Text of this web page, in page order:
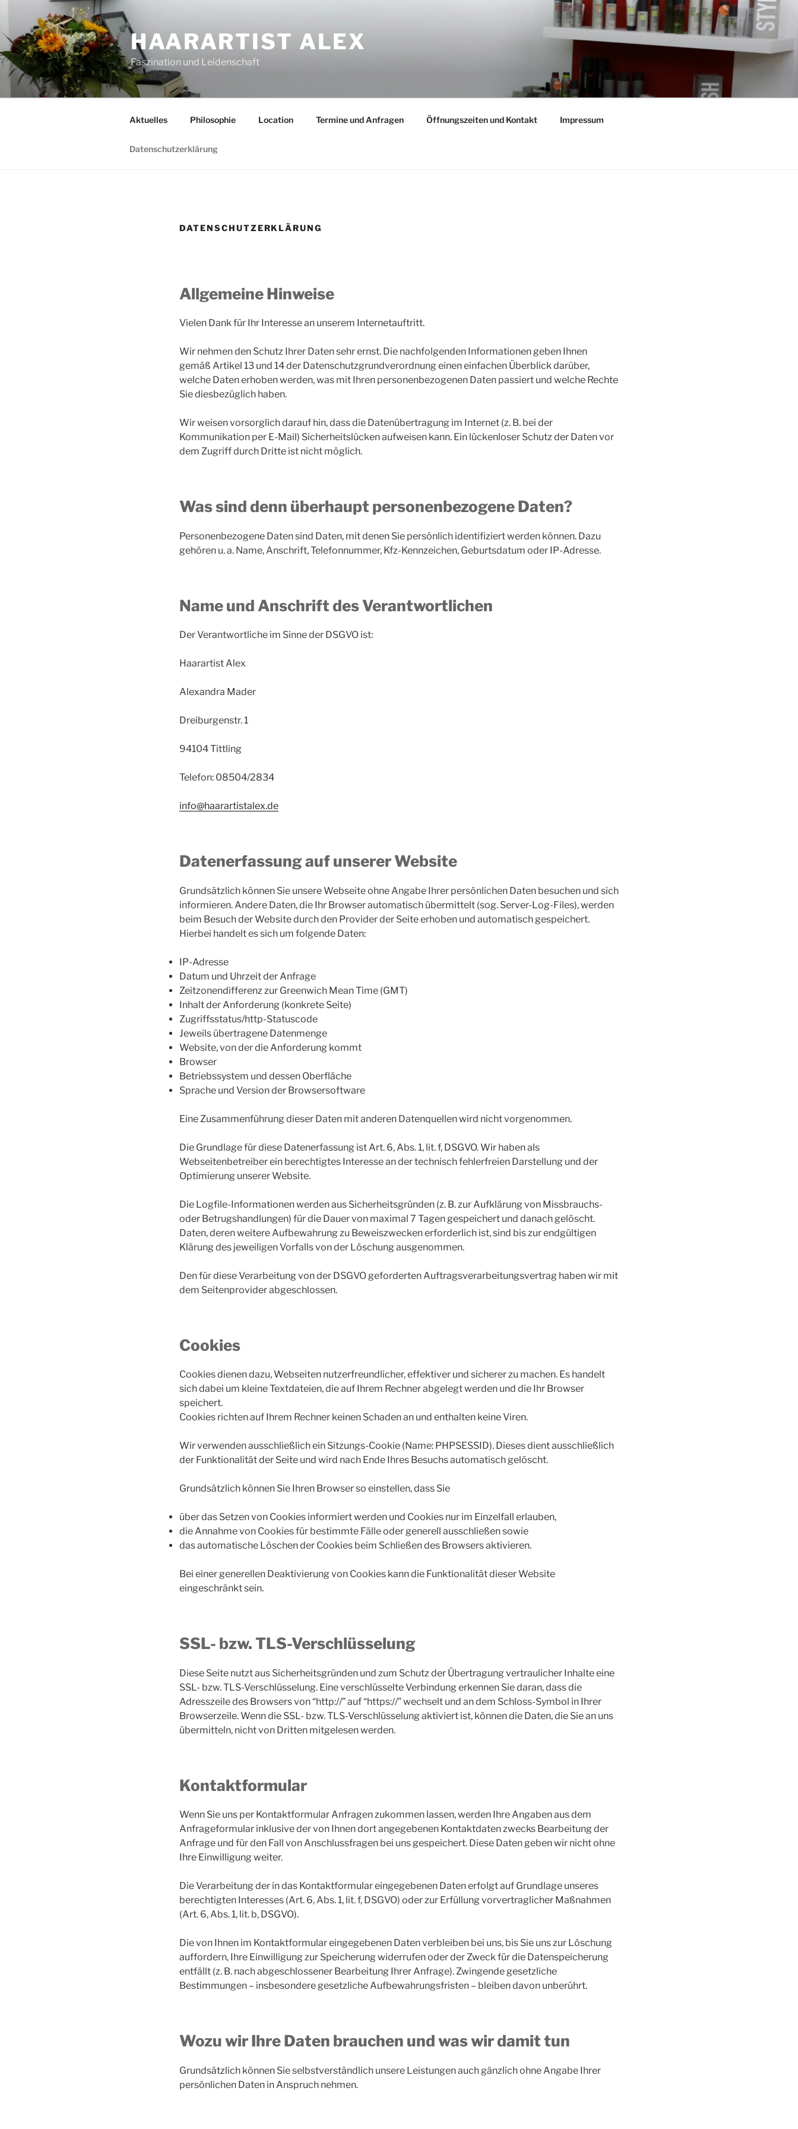
springen
HAARARTIST ALEX
Faszination und Leidenschaft
Aktuelles Philosophie Location Termine und Anfragen Öffnungszeiten und Kontakt Impressum
Datenschutzerklärung
DATENSCHUTZERKLÄRUNG
Allgemeine Hinweise
Vielen Dank für Ihr Interesse an unserem Internetauftritt.
Wir nehmen den Schutz Ihrer Daten sehr ernst. Die nachfolgenden Informationen geben Ihnen
gemäß Artikel 13 und 14 der Datenschutzgrundverordnung einen einfachen Überblick darüber,
welche Daten erhoben werden, was mit Ihren personenbezogenen Daten passiert und welche Rechte
Sie diesbezüglich haben.
Wir weisen vorsorglich darauf hin, dass die Datenübertragung im Internet (z. B. bei der
Kommunikation per E-Mail) Sicherheitslücken aufweisen kann. Ein lückenloser Schutz der Daten vor
dem Zugriff durch Dritte ist nicht möglich.
Was sind denn überhaupt personenbezogene Daten?
Personenbezogene Daten sind Daten, mit denen Sie persönlich identifiziert werden können. Dazu
gehören u. a. Name, Anschrift, Telefonnummer, Kfz-Kennzeichen, Geburtsdatum oder IP-Adresse.
Name und Anschrift des Verantwortlichen
Der Verantwortliche im Sinne der DSGVO ist:
Haarartist Alex
Alexandra Mader
Dreiburgenstr. 1
94104 Tittling
Telefon: 08504/2834
info@haarartistalex.de
Datenerfassung auf unserer Website
Grundsätzlich können Sie unsere Webseite ohne Angabe Ihrer persönlichen Daten besuchen und sich
informieren. Andere Daten, die Ihr Browser automatisch übermittelt (sog. Server-Log-Files), werden
beim Besuch der Website durch den Provider der Seite erhoben und automatisch gespeichert.
Hierbei handelt es sich um folgende Daten:
IP-Adresse
Datum und Uhrzeit der Anfrage
Zeitzonendifferenz zur Greenwich Mean Time (GMT)
Inhalt der Anforderung (konkrete Seite)
Zugriffsstatus/http-Statuscode
Jeweils übertragene Datenmenge
Website, von der die Anforderung kommt
Browser
Betriebssystem und dessen Oberfläche
Sprache und Version der Browsersoftware
Eine Zusammenführung dieser Daten mit anderen Datenquellen wird nicht vorgenommen.
Die Grundlage für diese Datenerfassung ist Art. 6, Abs. 1, lit. f, DSGVO. Wir haben als
Webseitenbetreiber ein berechtigtes Interesse an der technisch fehlerfreien Darstellung und der
Optimierung unserer Website.
Die Logfile-Informationen werden aus Sicherheitsgründen (z. B. zur Aufklärung von Missbrauchs-
oder Betrugshandlungen) für die Dauer von maximal 7 Tagen gespeichert und danach gelöscht.
Daten, deren weitere Aufbewahrung zu Beweiszwecken erforderlich ist, sind bis zur endgültigen
Klärung des jeweiligen Vorfalls von der Löschung ausgenommen.
Den für diese Verarbeitung von der DSGVO geforderten Auftragsverarbeitungsvertrag haben wir mit
dem Seitenprovider abgeschlossen.
Cookies
Cookies dienen dazu, Webseiten nutzerfreundlicher, effektiver und sicherer zu machen. Es handelt
sich dabei um kleine Textdateien, die auf Ihrem Rechner abgelegt werden und die Ihr Browser
speichert.
Cookies richten auf Ihrem Rechner keinen Schaden an und enthalten keine Viren.
Wir verwenden ausschließlich ein Sitzungs-Cookie (Name: PHPSESSID). Dieses dient ausschließlich
der Funktionalität der Seite und wird nach Ende Ihres Besuchs automatisch gelöscht.
Grundsätzlich können Sie Ihren Browser so einstellen, dass Sie
über das Setzen von Cookies informiert werden und Cookies nur im Einzelfall erlauben,
die Annahme von Cookies für bestimmte Fälle oder generell ausschließen sowie
das automatische Löschen der Cookies beim Schließen des Browsers aktivieren.
Bei einer generellen Deaktivierung von Cookies kann die Funktionalität dieser Website
eingeschränkt sein.
SSL- bzw. TLS-Verschlüsselung
Diese Seite nutzt aus Sicherheitsgründen und zum Schutz der Übertragung vertraulicher Inhalte eine
SSL- bzw. TLS-Verschlüsselung. Eine verschlüsselte Verbindung erkennen Sie daran, dass die
Adresszeile des Browsers von “http://” auf “https://” wechselt und an dem Schloss-Symbol in Ihrer
Browserzeile. Wenn die SSL- bzw. TLS-Verschlüsselung aktiviert ist, können die Daten, die Sie an uns
übermitteln, nicht von Dritten mitgelesen werden.
Kontaktformular
Wenn Sie uns per Kontaktformular Anfragen zukommen lassen, werden Ihre Angaben aus dem
Anfrageformular inklusive der von Ihnen dort angegebenen Kontaktdaten zwecks Bearbeitung der
Anfrage und für den Fall von Anschlussfragen bei uns gespeichert. Diese Daten geben wir nicht ohne
Ihre Einwilligung weiter.
Die Verarbeitung der in das Kontaktformular eingegebenen Daten erfolgt auf Grundlage unseres
berechtigten Interesses (Art. 6, Abs. 1, lit. f, DSGVO) oder zur Erfüllung vorvertraglicher Maßnahmen
(Art. 6, Abs. 1, lit. b, DSGVO).
Die von Ihnen im Kontaktformular eingegebenen Daten verbleiben bei uns, bis Sie uns zur Löschung
auffordern, Ihre Einwilligung zur Speicherung widerrufen oder der Zweck für die Datenspeicherung
entfällt (z. B. nach abgeschlossener Bearbeitung Ihrer Anfrage). Zwingende gesetzliche
Bestimmungen – insbesondere gesetzliche Aufbewahrungsfristen – bleiben davon unberührt.
Wozu wir Ihre Daten brauchen und was wir damit tun
Grundsätzlich können Sie selbstverständlich unsere Leistungen auch gänzlich ohne Angabe Ihrer
persönlichen Daten in Anspruch nehmen.